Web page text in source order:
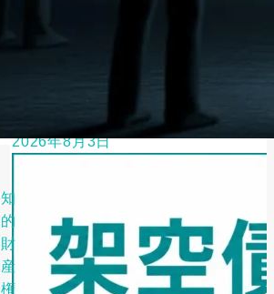
知
的
財
産
権
数料・審査・即日...
2026年8月3日